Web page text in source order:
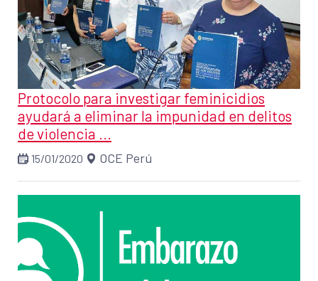
Protocolo para investigar feminicidios
ayudará a eliminar la impunidad en delitos
de violencia ...
15/01/2020 OCE Perú